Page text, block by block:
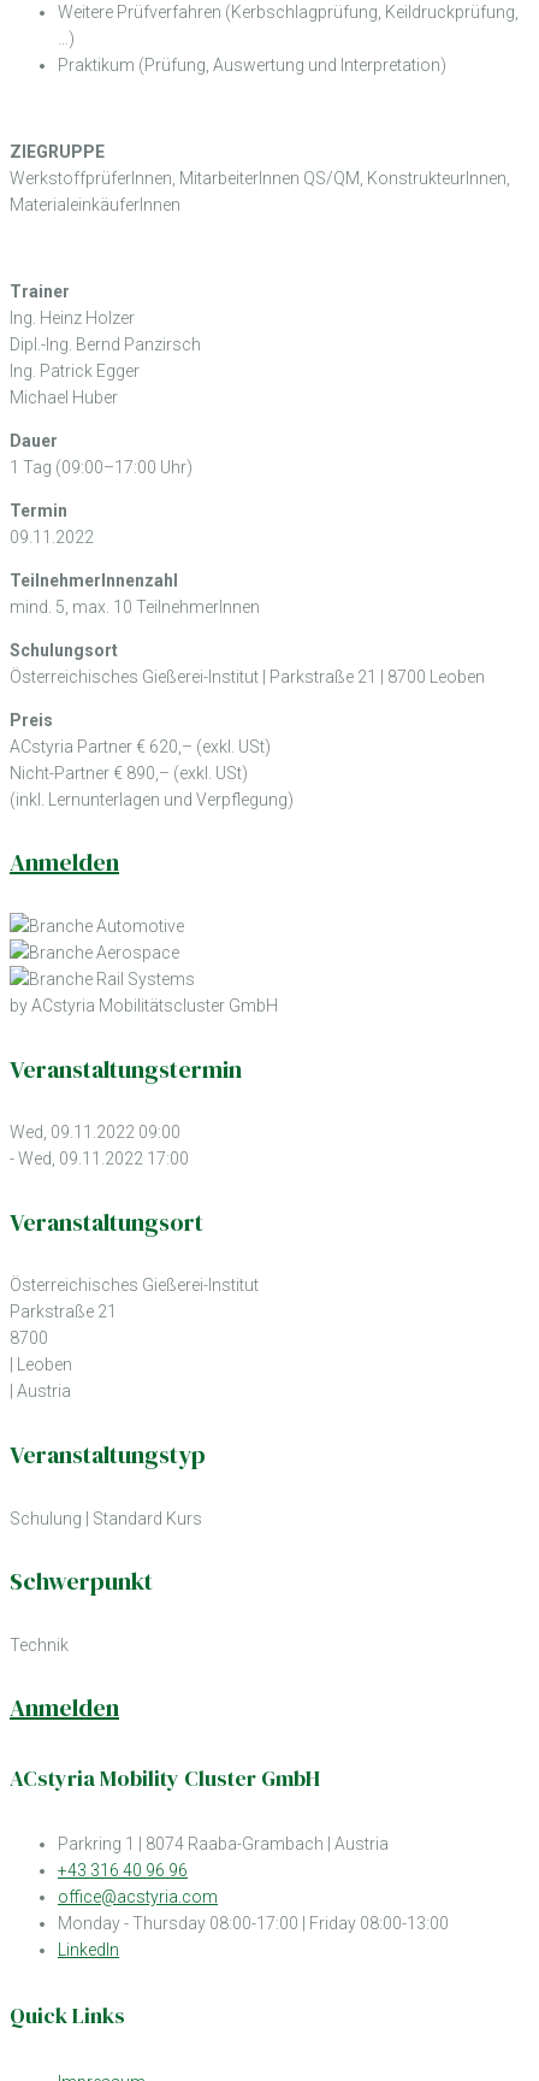
Weitere Prüfverfahren (Kerbschlagprüfung, Keildruckprüfung,
…)
Praktikum (Prüfung, Auswertung und Interpretation)
ZIEGRUPPE
WerkstoffprüferInnen, MitarbeiterInnen QS/QM, KonstrukteurInnen,
MaterialeinkäuferInnen
Trainer
Ing. Heinz Holzer
Dipl.-Ing. Bernd Panzirsch
Ing. Patrick Egger
Michael Huber
Dauer
1 Tag (09:00–17:00 Uhr)
Termin
09.11.2022
TeilnehmerInnenzahl
mind. 5, max. 10 TeilnehmerInnen
Schulungsort
Österreichisches Gießerei-Institut | Parkstraße 21 | 8700 Leoben
Preis
ACstyria Partner € 620,– (exkl. USt)
Nicht-Partner € 890,– (exkl. USt)
(inkl. Lernunterlagen und Verpflegung)
Anmelden
by ACstyria Mobilitätscluster GmbH
Veranstaltungstermin
Wed, 09.11.2022 09:00
- Wed, 09.11.2022 17:00
Veranstaltungsort
Österreichisches Gießerei-Institut
Parkstraße 21
8700
| Leoben
| Austria
Veranstaltungstyp
Schulung | Standard Kurs
Schwerpunkt
Technik
Anmelden
ACstyria Mobility Cluster GmbH
Parkring 1 | 8074 Raaba-Grambach | Austria
+43 316 40 96 96
office@acstyria.com
Monday - Thursday 08:00-17:00 | Friday 08:00-13:00
LinkedIn
Quick Links